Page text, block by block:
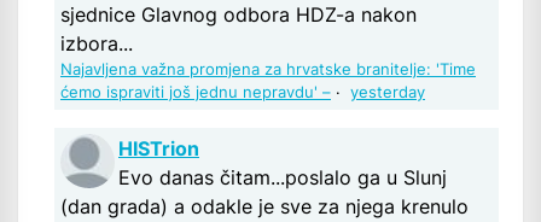
sjednice Glavnog odbora HDZ-a nakon
izbora...
Najavljena važna promjena za hrvatske branitelje: 'Time
ćemo ispraviti još jednu nepravdu' – · yesterday
HISTrion
Evo danas čitam...poslalo ga u Slunj
(dan grada) a odakle je sve za njega krenulo